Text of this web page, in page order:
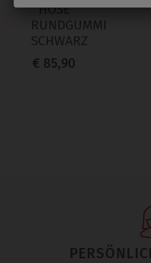
HOSE
RUNDGUMMI
SCHWARZ
€ 85,90